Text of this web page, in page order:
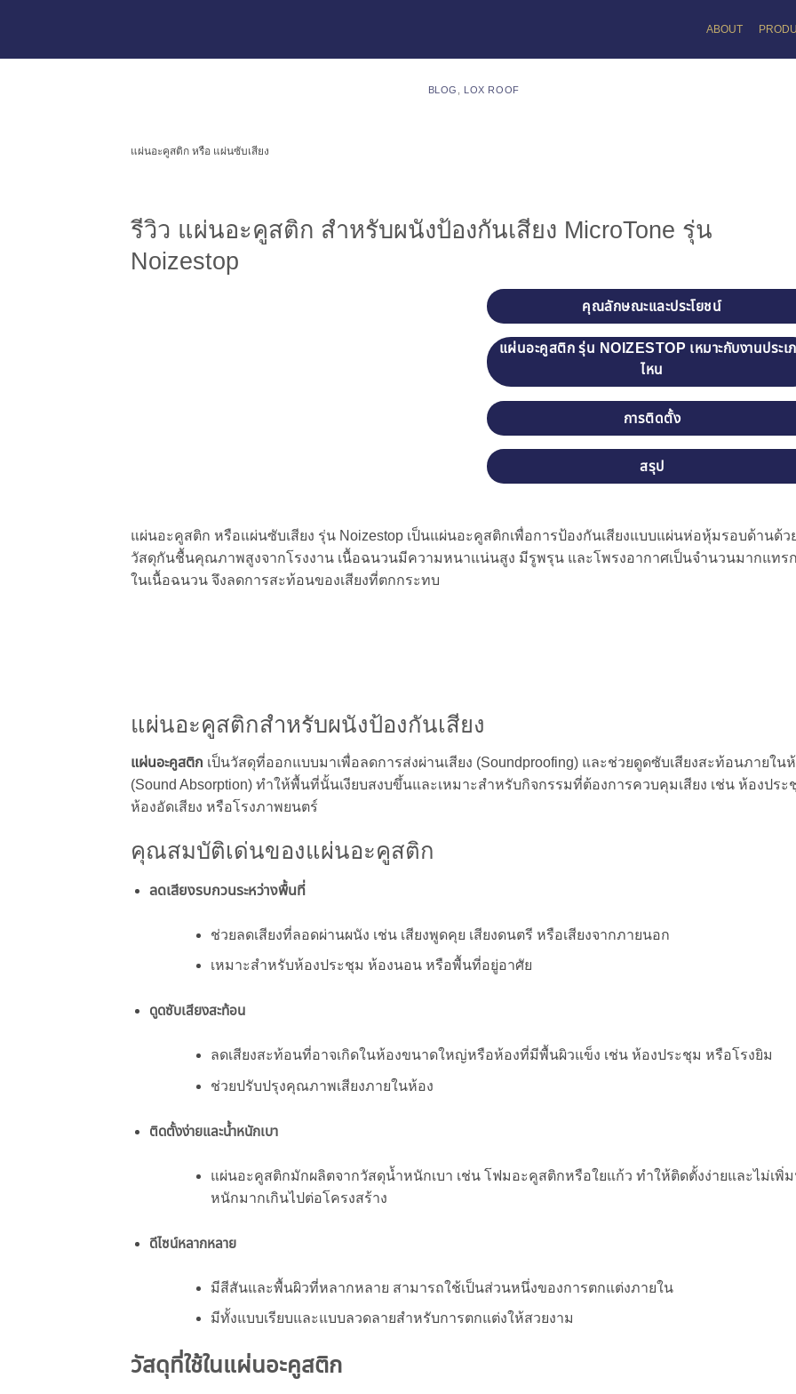
ABOUT
BLOG LOX ROOF
แผ่นอะคูสติก หรือ แผ่นซับเสียง
รีวิว แผ่นอะคูสติก สำหรับผนังป้องกันเสียง MicroTone รุ่น
Noizestop
คุณลักษณะและประโยชน์
แผ่นอะคูสติก รุ่น NOIZESTOP เหมาะกับงานประเ
ไหน
การติดตั้ง
สรุป
แผ่นอะคูสติก หรือแผ่นซับเสียง รุ่น Noizestop เป็นแผ่นอะคูสติกเพื่อการป้องกันเสียงแบบแผ่นห่อหุ้มรอบด้านด้ว
วัสดุกันชื้นคุณภาพสูงจากโรงงาน เนื้อฉนวนมีความหนาแน่นสูง มีรูพรุน และโพรงอากาศเป็นจํานวนมากแทร
ในเนื้อฉนวน จึงลดการสะท้อนของเสียงที่ตกกระทบ
แผ่นอะคูสติกสำหรับผนังป้องกันเสียง
แผ่นอะคูสติก เป็นวัสดุที่ออกแบบมาเพื่อลดการส่งผ่านเสียง (Soundproofing) และช่วยดูดซับเสียงสะท้อนภายใน
(Sound Absorption) ทำให้พื้นที่นั้นเงียบสงบขึ้นและเหมาะสำหรับกิจกรรมที่ต้องการควบคุมเสียง เช่น ห้องประ
ห้องอัดเสียง หรือโรงภาพยนตร์
คุณสมบัติเด่นของแผ่นอะคูสติก
ลดเสียงรบกวนระหว่างพื้นที่
ช่วยลดเสียงที่ลอดผ่านผนัง เช่น เสียงพูดคุย เสียงดนตรี หรือเสียงจากภายนอก
เหมาะสำหรับห้องประชุม ห้องนอน หรือพื้นที่อยู่อาศัย
ดูดซับเสียงสะท้อน
ลดเสียงสะท้อนที่อาจเกิดในห้องขนาดใหญ่หรือห้องที่มีพื้นผิวแข็ง เช่น ห้องประชุม หรือโรงยิม
ช่วยปรับปรุงคุณภาพเสียงภายในห้อง
ติดตั้งง่ายและน้ำหนักเบา
แผ่นอะคูสติกมักผลิตจากวัสดุน้ำหนักเบา เช่น โฟมอะคูสติกหรือใยแก้ว ทำให้ติดตั้งง่ายและไม่เพิ่
หนักมากเกินไปต่อโครงสร้าง
ดีไซน์หลากหลาย
มีสีสันและพื้นผิวที่หลากหลาย สามารถใช้เป็นส่วนหนึ่งของการตกแต่งภายใน
มีทั้งแบบเรียบและแบบลวดลายสำหรับการตกแต่งให้สวยงาม
วัสดุที่ใช้ในแผ่นอะคูสติก